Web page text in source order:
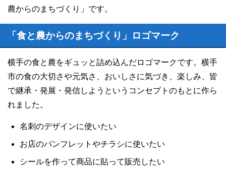
農からのまちづくり」です。
「食と農からのまちづくり」ロゴマーク
横手の食と農をギュッと詰め込んだロゴマークです。横手
市の食の大切さや元気さ、おいしさに気づき、楽しみ、皆
で継承・発展・発信しようというコンセプトのもとに作ら
れました。
名刺のデザインに使いたい
お店のパンフレットやチラシに使いたい
シールを作って商品に貼って販売したい